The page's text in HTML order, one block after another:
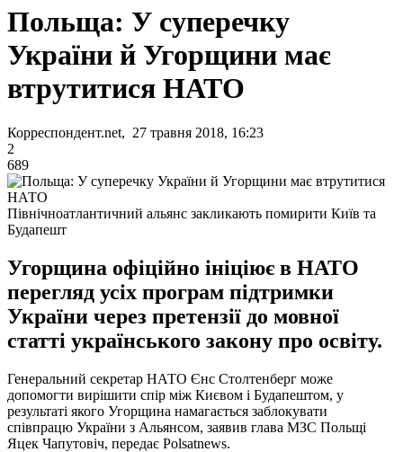
Польща: У суперечку
України й Угорщини має
втрутитися НАТО
Корреспондент.net, 27 травня 2018, 16:23
2
689
Північноатлантичний альянс закликають помирити Київ та
Будапешт
Угорщина офіційно ініціює в НАТО
перегляд усіх програм підтримки
України через претензії до мовної
статті українського закону про освіту.
Генеральний секретар НАТО Єнс Столтенберг може
допомогти вирішити спір між Києвом і Будапештом, у
результаті якого Угорщина намагається заблокувати
співпрацю України з Альянсом, заявив глава МЗС Польщі
Яцек Чапутовіч, передає Рolsatnews.